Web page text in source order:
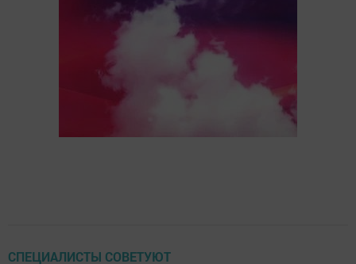
СПЕЦИАЛИСТЫ СОВЕТУЮТ